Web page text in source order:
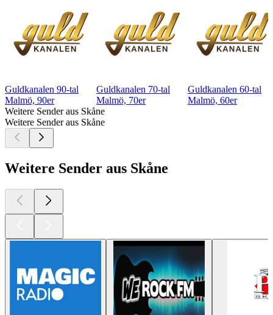
Guldkanalen 90-tal
Malmö, 90er
Guldkanalen 70-tal
Malmö, 70er
Guldkanalen 60-tal
Malmö, 60er
Weitere Sender aus Skåne
Weitere Sender aus Skåne
Weitere Sender aus Skåne